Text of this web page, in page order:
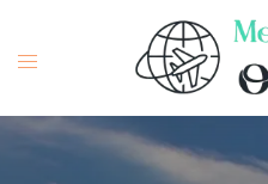
content
Toggle